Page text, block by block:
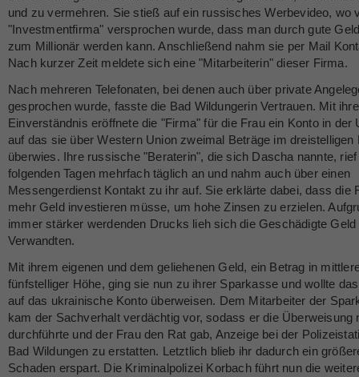
und zu vermehren. Sie stieß auf ein russisches Werbevideo, wo
"Investmentfirma" versprochen wurde, dass man durch gute
zum Millionär werden kann. Anschließend nahm sie per Mail
Nach kurzer Zeit meldete sich eine "Mitarbeiterin" dieser Firma.
Nach mehreren Telefonaten, bei denen auch über private
gesprochen wurde, fasste die Bad Wildungerin Vertrauen. Mit
Einverständnis eröffnete die "Firma" für die Frau ein Konto in der
auf das sie über Western Union zweimal Beträge im dreistelligen
überwies. Ihre russische "Beraterin", die sich Dascha nannte, rief
folgenden Tagen mehrfach täglich an und nahm auch über einen
Messengerdienst Kontakt zu ihr auf. Sie erklärte dabei, dass die
mehr Geld investieren müsse, um hohe Zinsen zu erzielen.
immer stärker werdenden Drucks lieh sich die Geschädigte Geld
Verwandten.
Mit ihrem eigenen und dem geliehenen Geld, ein Betrag in
fünfstelliger Höhe, ging sie nun zu ihrer Sparkasse und wollte
auf das ukrainische Konto überweisen. Dem Mitarbeiter der
kam der Sachverhalt verdächtig vor, sodass er die Überweisung
durchführte und der Frau den Rat gab, Anzeige bei der
Bad Wildungen zu erstatten. Letztlich blieb ihr dadurch ein
Schaden erspart. Die Kriminalpolizei Korbach führt nun die